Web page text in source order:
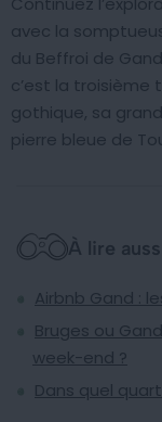
avec la
du Beffroi de
c’est la troisième
gothique, sa
pierre bleue de
À lire
Airbnb Gand :
Bruges ou
week-end ?
Dans quel